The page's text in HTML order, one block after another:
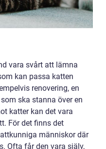
vara svårt att lämna
kan passa katten
renovering, en
ska stanna över en
katter kan det vara
För det finns det
människor där
Ofta får den vara själv,